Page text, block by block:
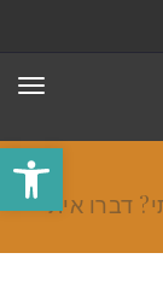
פתח
דברו איתי